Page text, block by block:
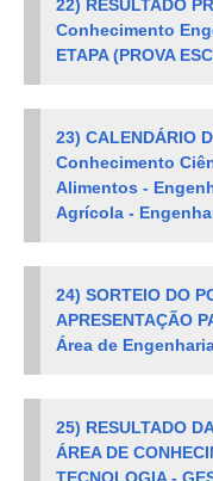
22) RESULTADO
Conhecimento
ETAPA (PROVA
23)CALENDÁRIO
Conhecimento
Alimentos -
Agrícola -
24) SORTEIO DO
APRESENTAÇÃO
Área de
25) RESULTADO
ÁREA DE